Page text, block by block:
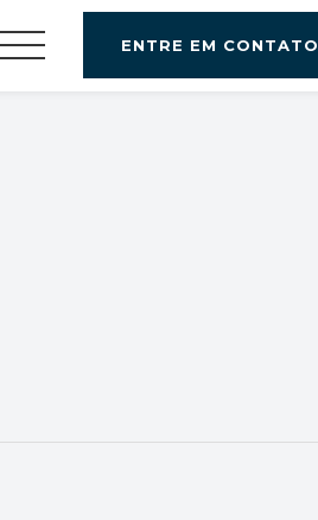
ENTRE EM CONTATO